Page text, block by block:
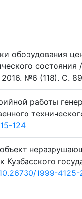
оборудования
состояния
2016. №6 (118). C.
работы
124
10.26730/1999-